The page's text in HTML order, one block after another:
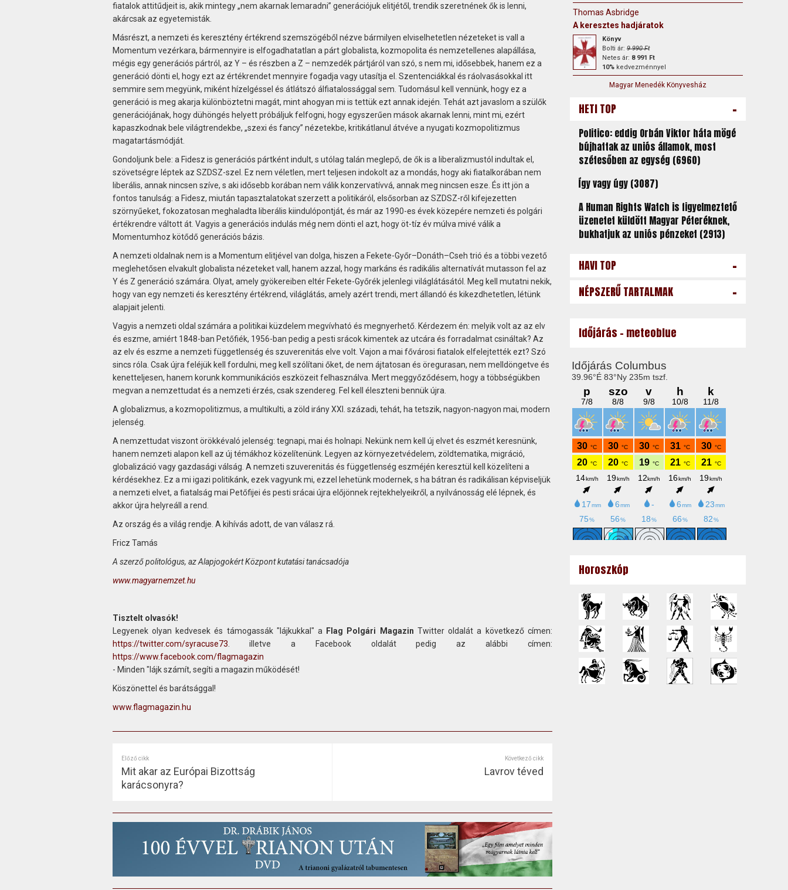
fiatalok attitűdjeit is, akik mintegy „nem akarnak lemaradni” generációjuk elitjétől, trendik szeretnének ők is lenni,
akárcsak az egyetemisták.
Másrészt, a nemzeti és keresztény értékrend szemszögéből nézve bármilyen elviselhetetlen nézeteket is vall a
Momentum vezérkara, bármennyire is elfogadhatatlan a párt globalista, kozmopolita és nemzetellenes alapállása,
mégis egy generációs pártról, az Y – és részben a Z – nemzedék pártjáról van szó, s nem mi, idősebbek, hanem ez a
generáció dönti el, hogy ezt az értékrendet mennyire fogadja vagy utasítja el. Szentenciákkal és ráolvasásokkal itt
semmire sem megyünk, miként hízelgéssel és átlátszó álfiatalossággal sem. Tudomásul kell vennünk, hogy ez a
generáció is meg akarja különböztetni magát, mint ahogyan mi is tettük ezt annak idején. Tehát azt javaslom a szülők
generációjának, hogy dühöngés helyett próbáljuk felfogni, hogy egyszerűen mások akarnak lenni, mint mi, ezért
kapaszkodnak bele világtrendekbe, „szexi és fancy” nézetekbe, kritikátlanul átvéve a nyugati kozmopolitizmus
magatartásmódját.
Gondoljunk bele: a Fidesz is generációs pártként indult, s utólag talán meglepő, de ők is a liberalizmustól indultak el,
szövetségre léptek az SZDSZ-szel. Ez nem véletlen, mert teljesen indokolt az a mondás, hogy aki fiatalkorában nem
liberális, annak nincsen szíve, s aki idősebb korában nem válik konzervatívvá, annak meg nincsen esze. És itt jön a
fontos tanulság: a Fidesz, miután tapasztalatokat szerzett a politikáról, elsősorban az SZDSZ-ről kifejezetten
szörnyűeket, fokozatosan meghaladta liberális kiindulópontját, és már az 1990-es évek közepére nemzeti és polgári
értékrendre váltott át. Vagyis a generációs indulás még nem dönti el azt, hogy öt-tíz év múlva mivé válik a
Momentumhoz kötődő generációs bázis.
A nemzeti oldalnak nem is a Momentum elitjével van dolga, hiszen a Fekete-Győr–Donáth–Cseh trió és a többi vezető
meglehetősen elvakult globalista nézeteket vall, hanem azzal, hogy markáns és radikális alternatívát mutasson fel az
Y és Z generáció számára. Olyat, amely gyökereiben eltér Fekete-Győrék jelenlegi világlátásától. Meg kell mutatni nekik,
hogy van egy nemzeti és keresztény értékrend, világlátás, amely azért trendi, mert állandó és kikezdhetetlen, létünk
alapjait jelenti.
Vagyis a nemzeti oldal számára a politikai küzdelem megvívható és megnyerhető. Kérdezem én: melyik volt az az elv
és eszme, amiért 1848-ban Petőfiék, 1956-ban pedig a pesti srácok kimentek az utcára és forradalmat csináltak? Az
az elv és eszme a nemzeti függetlenség és szuverenitás elve volt. Vajon a mai fővárosi fiatalok elfelejtették ezt? Szó
sincs róla. Csak újra feléjük kell fordulni, meg kell szólítani őket, de nem ájtatosan és öregurasan, nem melldöngetve és
kenetteljesen, hanem korunk kommunikációs eszközeit felhasználva. Mert meggyőződésem, hogy a többségükben
megvan a nemzettudat és a nemzeti érzés, csak szendereg. Fel kell éleszteni bennük újra.
A globalizmus, a kozmopolitizmus, a multikulti, a zöld irány XXI. századi, tehát, ha tetszik, nagyon-nagyon mai, modern
jelenség.
A nemzettudat viszont örökkévaló jelenség: tegnapi, mai és holnapi. Nekünk nem kell új elvet és eszmét keresnünk,
hanem nemzeti alapon kell az új témákhoz közelítenünk. Legyen az környezetvédelem, zöldtematika, migráció,
globalizáció vagy gazdasági válság. A nemzeti szuverenitás és függetlenség eszméjén keresztül kell közelíteni a
kérdésekhez. Ez a mi igazi politikánk, ezek vagyunk mi, ezzel lehetünk modernek, s ha bátran és radikálisan képviseljük
a nemzeti elvet, a fiatalság mai Petőfijei és pesti srácai újra előjönnek rejtekhelyeikről, a nyilvánosság elé lépnek, és
akkor újra helyreáll a rend.
Az ország és a világ rendje. A kihívás adott, de van válasz rá.
Fricz Tamás
A szerző politológus, az Alapjogokért Központ kutatási tanácsadója
www.magyarnemzet.hu
Tisztelt olvasók!
Legyenek olyan kedvesek és támogassák "lájkukkal" a
Flag Polgári Magazin Twitter oldalát a következő címen:
https://twitter.com/syracuse73 . illetve a Facebook oldalát pedig az alábbi címen:
https://www.facebook.com/flagmagazin
- Minden "lájk számít, segíti a magazin működését!
Köszönettel és barátsággal!
www.flagmagazin.hu
Előző cikk
Mit akar az Európai Bizottság
karácsonyra?
Következő cikk
Lavrov téved
Thomas Asbridge
A keresztes hadjáratok
Könyv
Bolti ár:9 990 Ft
Netes ár: 8 991 Ft
10%kedvezménnyel
Magyar Menedék Könyvesház
HETI TOP -
Politico: eddig Orbán Viktor háta mögé
bújhattak az uniós államok, most
szétesőben az egység (6960)
Így vagy úgy (3087)
A Human Rights Watch is figyelmeztető
üzenetet küldött Magyar Péteréknek,
bukhatjuk az uniós pénzeket (2913)
HAVI TOP -
NÉPSZERŰ TARTALMAK -
Időjárás - meteoblue
Horoszkóp